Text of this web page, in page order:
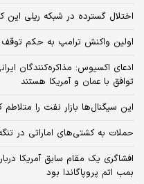
اختلال گسترده در شبکه ریلی
اولین واکنش ترامپ به حکم
ادعای اکسیوس: مذاکره‌کنندگان
توافق با عمان و آمریکا هستند
این سیگنال‌ها بازار نفت را
حملات به کشتی‌های اماراتی در
افشاگری یک مقام سابق آمریکا
بمب اتم پروپاگاندا بود